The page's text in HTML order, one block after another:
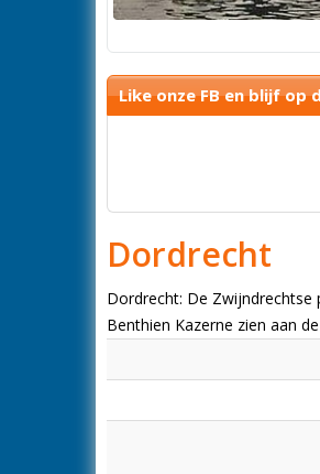
Like onze FB en blijf op
Dordrecht
Dordrecht: De
Benthien Kazerne zien aan